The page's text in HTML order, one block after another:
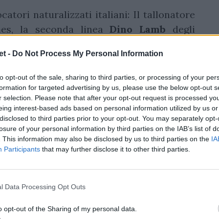
- Do Not Process My Personal Information
opt-out of the sale, sharing to third parties, or processing of your
for targeted advertising by us, please use the below opt-out
selection. Please note that after your opt-out request is processed
interest-based ads based on personal information utilized by us
to third parties prior to your opt-out. You may separately
of your personal information by third parties on the IAB’s list of
This information may also be disclosed by us to third parties on the
Participants that may further disclose it to other third parties.
Data Processing Opt Outs
opt-out of the Sharing of my personal data.
naturalizzati italiani: Il tallonatore
la seconda linea Dino Lamb degli
BenettonPaolo Odogwu. La giovane
è
Lorenzo Pani
, trequarti in forza alle
la Nazionale Maggiore Maschile.